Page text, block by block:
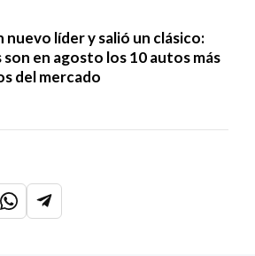
nuevo líder y salió un clásico:
son en agosto los 10 autos más
del mercado